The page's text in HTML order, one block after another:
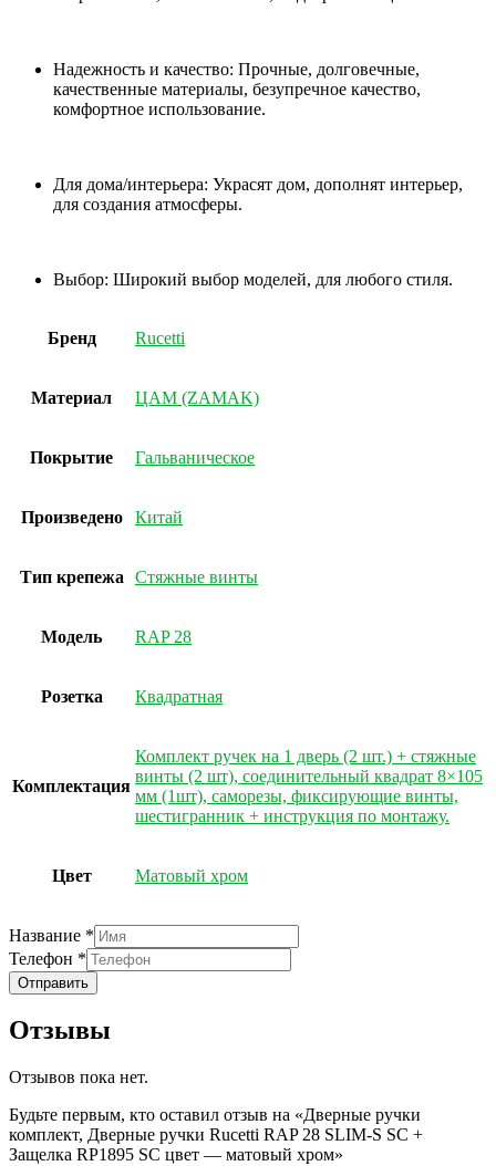
Надежность и качество: Прочные, долговечные,
качественные материалы, безупречное качество,
комфортное использование.
Для дома/интерьера: Украсят дом, дополнят интерьер,
для создания атмосферы.
Выбор: Широкий выбор моделей, для любого стиля.
Бренд Rucetti
Материал ЦАМ (ZAMAK)
Покрытие Гальваническое
Произведено Китай
Тип крепежа Стяжные винты
Модель RAP 28
Розетка Квадратная
Комплектация
Комплект ручек на 1 дверь (2 шт.) + стяжные
винты (2 шт), соединительный квадрат 8×105
мм (1шт), саморезы, фиксирующие винты,
шестигранник + инструкция по монтажу.
Цвет Матовый хром
Название *
Телефон
Название
Телефон *
Отправить
Отзывы
Отзывов пока нет.
Будьте первым, кто оставил отзыв на «Дверные ручки
комплект, Дверные ручки Rucetti RAP 28 SLIM-S SC +
Защелка RP1895 SC цвет — матовый хром»